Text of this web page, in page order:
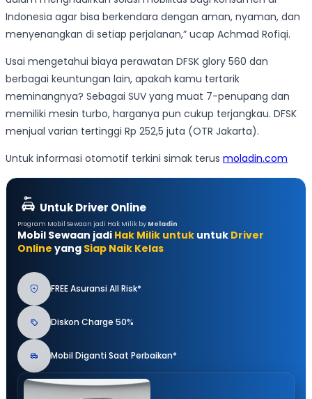
Indonesia agar bisa berkendara dengan aman, nyaman, dan
menyenangkan di setiap perjalanan,” ucap Achmad Rofiqi.
Usai mengetahui biaya perawatan DFSK glory 560 dan
berbagai keuntungan lain, apakah kamu tertarik
meminangnya? Sebagai SUV yang muat 7-penupang dan
memiliki mesin turbo, harganya pun cukup terjangkau. DFSK
menjual varian tertinggi Rp 252,5 juta (OTR Jakarta).
Untuk informasi otomotif terkini simak terus moladin.com
Untuk Driver Online
Program Mobil Sewaan jadi Hak Milik by Moladin
Mobil Sewaan jadi Hak Milik untuk untuk Driver
Online yang Siap Naik Kelas
FREE Asuransi All Risk*
Diskon Charge 50%
Mobil Diganti Saat Perbaikan*